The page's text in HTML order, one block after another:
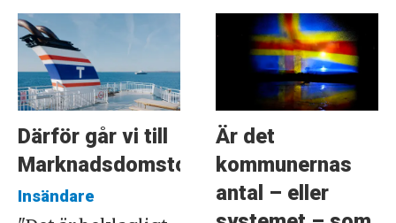
Därför går vi till
Marknadsdomstolen
Insändare
Är det
kommunernas
antal – eller